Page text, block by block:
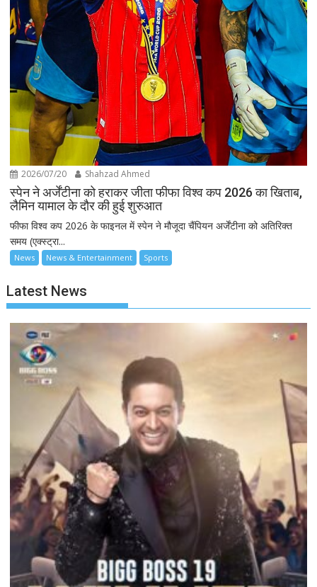
2026/07/20 Shahzad Ahmed
स्पेन ने अर्जेंटीना को हराकर जीता फीफा विश्व कप 2026 का खिताब,
लैमिन यामाल के दौर की हुई शुरुआत
फीफा विश्व कप 2026 के फाइनल में स्पेन ने मौजूदा चैंपियन अर्जेंटीना को अतिरिक्त
समय (एक्स्ट्रा...
News News & Entertainment Sports
Latest News